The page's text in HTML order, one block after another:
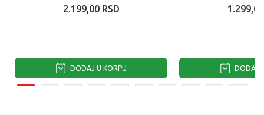
2.199,00 RSD
DODAJ U KORPU
1.299,00
DODAJ